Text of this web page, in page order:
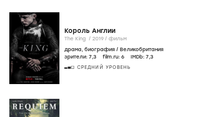
Король Англии
The King / 2019 / фильм
драма, биография / Великобритания
зрители: 7,3 film.ru: 6 IMDb: 7,3
СРЕДНИЙ УРОВЕНЬ